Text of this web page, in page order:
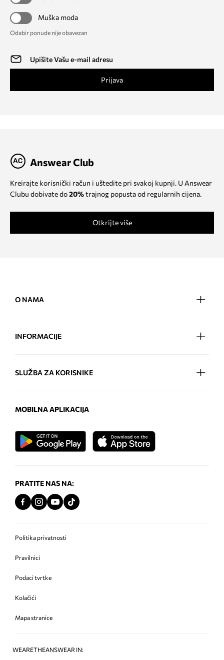
Muška moda
Odabir ponude nije obavezan
Prijava
Answear Club
Kreirajte korisnički račun i uštedite pri svakoj kupnji. U Answear
Clubu dobivate do20%trajnog popusta od regularnih cijena.
Otkrijte više
O NAMA
INFORMACIJE
SLUŽBA ZA KORISNIKE
MOBILNA APLIKACIJA
PRATITE NAS NA:
Politika privatnosti
Pravilnici
Podaci tvrtke
Kolačići
Mapa stranice
WEARETHEANSWEAR IN: